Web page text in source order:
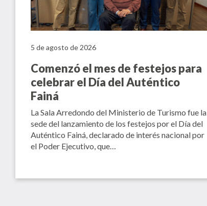
5 de agosto de 2026
Comenzó el mes de festejos para
celebrar el Día del Auténtico
Fainá
La Sala Arredondo del Ministerio de Turismo fue la
sede del lanzamiento de los festejos por el Día del
Auténtico Fainá, declarado de interés nacional por
el Poder Ejecutivo, que…